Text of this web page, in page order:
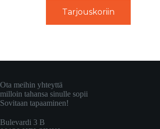
Tarjouskoriin
Ota meihin yhteyttä
milloin tahansa sinulle sopii
Sovitaan tapaaminen!
Bulevardi 3 B